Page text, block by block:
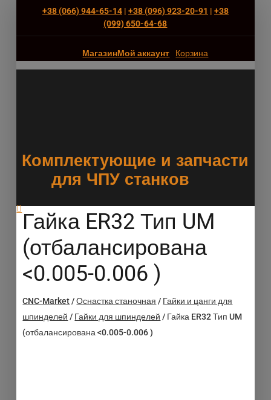
+38 (066) 944-65-14| +38 (096) 923-20-91 | +38
(‎099) 650-64-68
МагазинМой аккаунт Корзина
Комплектующие и запчасти
для ЧПУ станков
Гайка ER32 Тип UM
(отбалансирована
<0.005-0.006 )
CNC-Market/Оснастка станочная / Гайки и цанги для
шпинделей / Гайки для шпинделей / Гайка ER32 Тип UM
(отбалансирована <0.005-0.006 )